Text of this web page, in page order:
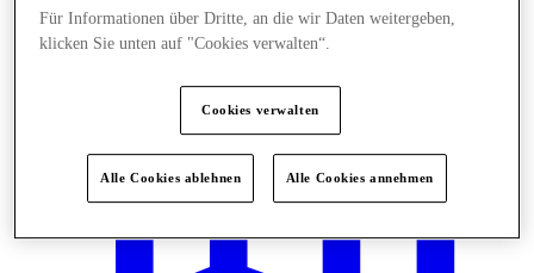
Für Informationen über Dritte, an die wir Daten weitergeben,
klicken Sie unten auf "Cookies verwalten“.
Cookies verwalten
Alle Cookies ablehnen Alle Cookies annehmen